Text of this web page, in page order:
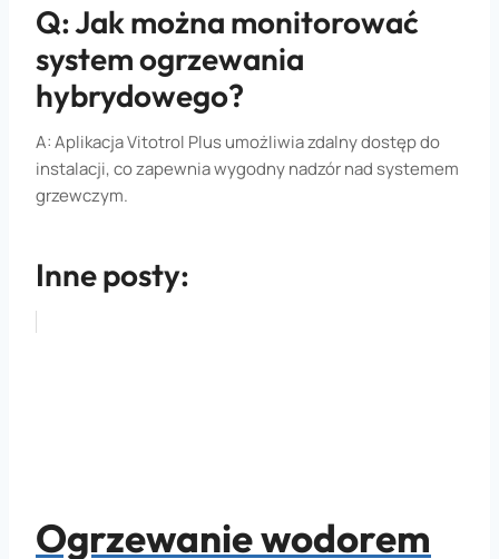
Q: Jak można monitorować
system ogrzewania
hybrydowego?
A: Aplikacja Vitotrol Plus umożliwia zdalny dostęp do
instalacji, co zapewnia wygodny nadzór nad systemem
grzewczym.
Inne posty:
Ogrzewanie wodorem